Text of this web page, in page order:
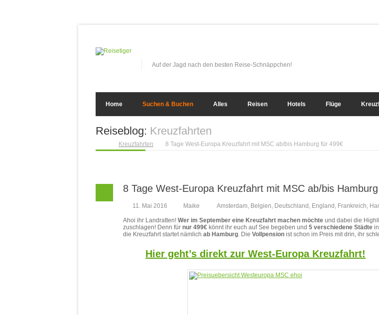
Auf der Jagd nach den besten Reise-Schnäppchen!
Home Suchen & Buchen Alles Reisen Hotels Flüge
Reiseblog: Kreuzfahrten
Kreuzfahrten 8 Tage West-Europa Kreuzfahrt mit MSC ab/bis Hamburg für 499€
8 Tage West-Europa Kreuzfahrt mit MSC ab/bis
11. Mai 2016 Maike Amsterdam, Belgien, Deutschland , England , Frankreich,
Ahoi ihr Landratten! Wer im September eine Kreuzfahrt machen möchte und dabei die
zuschlagen! Denn für nur 499€ könnt ihr euch auf See begeben und 5 verschiedene Städte
die Kreuzfahrt startet nämlich ab Hamburg. Die Vollpension ist schon im Preis mit drin, ihr
Hier geht’s direkt zur West-Europa Kreuzfahrt!